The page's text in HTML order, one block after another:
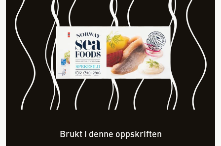
Brukt i denne oppskriften